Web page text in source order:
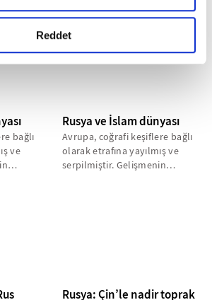
işleme faaliyetleri ile ilgili daha
için lütfentıklayınız.
Reddet
belirterek...
bağlı
ve
Rusya ve İslam dünyası
Avrupa, coğrafi keşiflere bağlı
olarak etrafına yayılmış ve
serpilmiştir. Gelişmenin
Rusya: Çin’le nadir toprak